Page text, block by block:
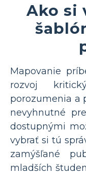
Ako si
Mapovanie
rozvoj
porozumenia a
nevyhnutné
dostupnými
vybrať si tú
zamýšľané
mladších